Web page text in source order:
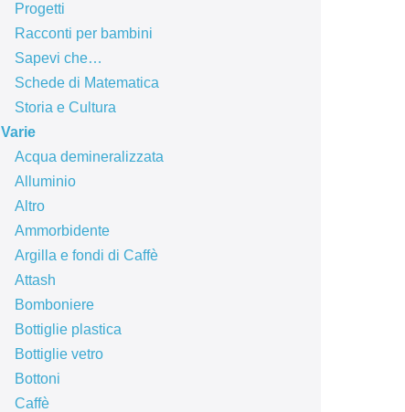
Progetti
Racconti per bambini
Sapevi che…
Schede di Matematica
Storia e Cultura
Varie
Acqua demineralizzata
Alluminio
Altro
Ammorbidente
Argilla e fondi di Caffè
Attash
Bomboniere
Bottiglie plastica
Bottiglie vetro
Bottoni
Caffè